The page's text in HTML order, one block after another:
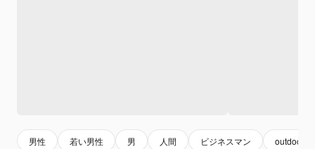
男性 若い男性 男 人間 ビジネスマン outdoor